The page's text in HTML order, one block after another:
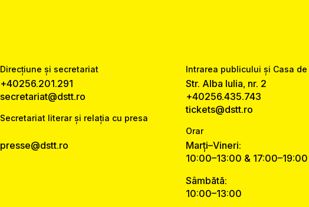
Direcțiune și secretariat
+40256.201.291
secretariat@dstt.ro
Secretariat literar și relația cu presa
presse@dstt.ro
Intrarea publicului și Casa
Str. Alba Iulia, nr. 2
+40256.435.743
tickets@dstt.ro
Orar
Marți–Vineri:
10:00–13:00 & 17:00–19:00
Sâmbătă:
10:00–13:00